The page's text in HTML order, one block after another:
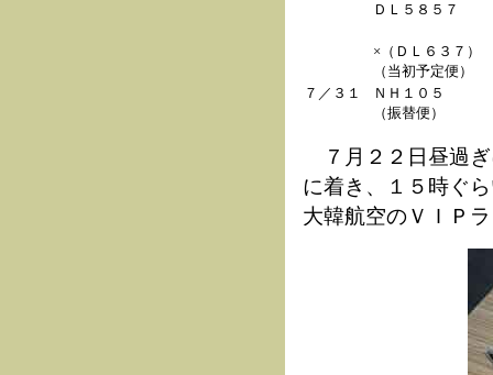
ＤＬ５８５７
×（ＤＬ６３７）
（当初予定便）
７／３１
ＮＨ１０５
（振替便）
７月２２日昼過ぎ
に着き、１５時ぐ
大韓航空のＶＩＰ